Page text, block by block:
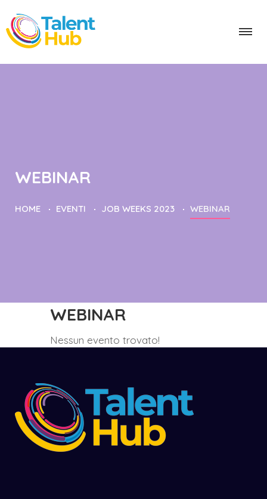
WEBINAR
HOME EVENTI JOB WEEKS 2023 WEBINAR
WEBINAR
Nessun evento trovato!